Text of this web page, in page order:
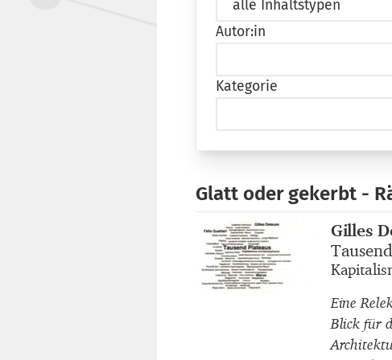
Autor:in
Kategorie
Glatt oder gekerbt -
Gilles
Buchtitel
Eine
Blick für